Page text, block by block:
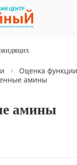
Оценка
амины
амины